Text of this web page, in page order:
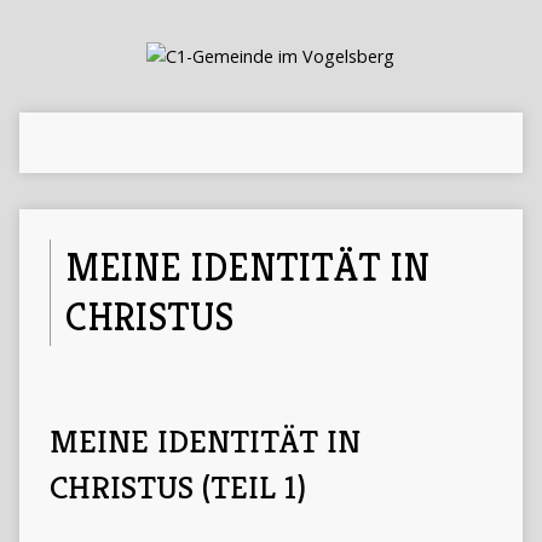
MEINE IDENTITÄT IN
CHRISTUS
MEINE IDENTITÄT IN
CHRISTUS (TEIL 1)